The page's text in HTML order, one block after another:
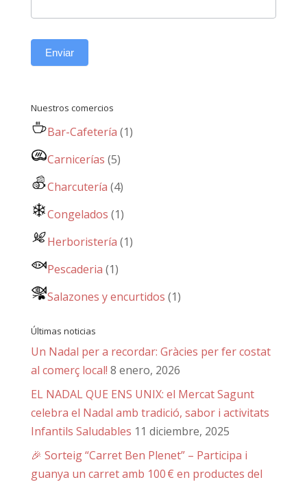
Enviar
Nuestros comercios
Bar-Cafetería (1)
Carnicerías (5)
Charcutería (4)
Congelados (1)
Herboristería (1)
Pescaderia (1)
Salazones y encurtidos (1)
Últimas noticias
Un Nadal per a recordar: Gràcies per fer costat
al comerç local! 8 enero, 2026
EL NADAL QUE ENS UNIX: el Mercat Sagunt
celebra el Nadal amb tradició, sabor i activitats
Infantils Saludables 11 diciembre, 2025
🎉 Sorteig “Carret Ben Plenet” – Participa i
guanya un carret amb 100 € en productes del